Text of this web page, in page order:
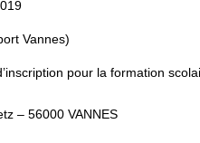
Vannes)
pour la formation
– 56000 VANNES